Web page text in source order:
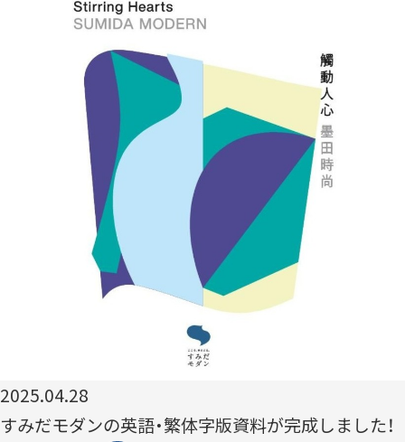
2025.04.28
すみだモダンの英語・繁体字版資料が完成しました！